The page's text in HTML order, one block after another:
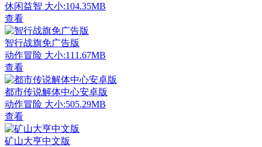
休闲益智 大小:104.35MB
查看
智行战旗免广告版
动作冒险 大小:111.67MB
查看
都市传说解体中心安卓版
动作冒险 大小:505.29MB
查看
矿山大亨中文版